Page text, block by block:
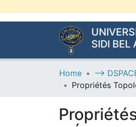
SIDI BEL
Home